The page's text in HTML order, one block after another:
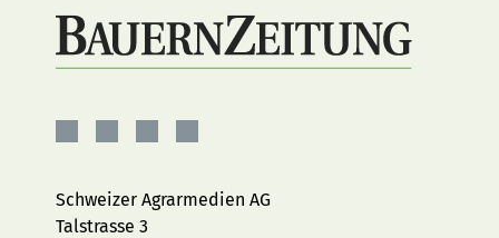
Facebook
Instagram
YouTubeLinkedIn
Schweizer Agrarmedien AG
Talstrasse 3